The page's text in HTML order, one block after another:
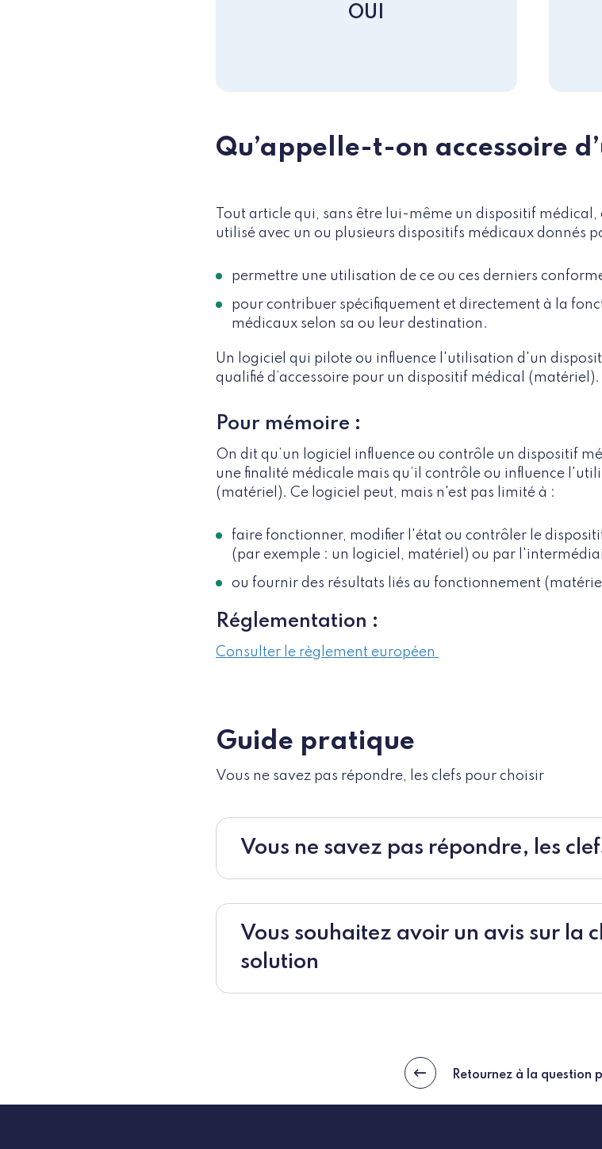
OUI
Qu’appelle-t-on accessoire
Tout article qui, sans être lui-même un dispositif
utilisé avec un ou plusieurs dispositifs médicaux donnés
permettre une utilisation de ce ou ces derniers
pour contribuer spécifiquement et directement à la
médicaux selon sa ou leur destination.
Un logiciel qui pilote ou influence l'utilisation d'un
qualifié d’accessoire pour un dispositif médical (matériel).
Pour mémoire :
On dit qu’un logiciel influence ou contrôle un dispositif
une finalité médicale mais qu’il contrôle ou influence
(matériel). Ce logiciel peut, mais n'est pas limité à :
faire fonctionner, modifier l'état ou contrôler le
(par exemple : un logiciel, matériel) ou par
ou fournir des résultats liés au fonctionnement
Réglementation :
Consulter le règlement européen
Guide pratique
Vous ne savez pas répondre, les clefs pour choisir
Vous ne savez pas répondre, les
Vous souhaitez avoir un avis sur la
solution
Retournez à la question